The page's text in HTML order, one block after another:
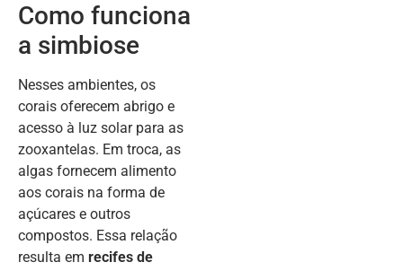
Como funciona
a simbiose
Nesses ambientes, os
corais oferecem abrigo e
acesso à luz solar para as
zooxantelas. Em troca, as
algas fornecem alimento
aos corais na forma de
açúcares e outros
compostos. Essa relação
resulta em recifes de